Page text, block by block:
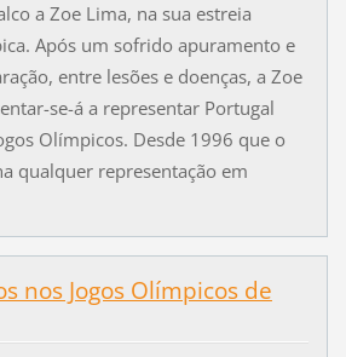
a Zoe Lima, na sua estreia
Após um sofrido apuramento e
entre lesões e doenças, a Zoe
se-á a representar Portugal
Olímpicos. Desde 1996 que o
qualquer representação em
nos Jogos Olímpicos de